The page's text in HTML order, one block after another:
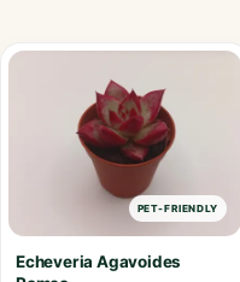
PET-FRIENDLY
Echeveria Agavoides